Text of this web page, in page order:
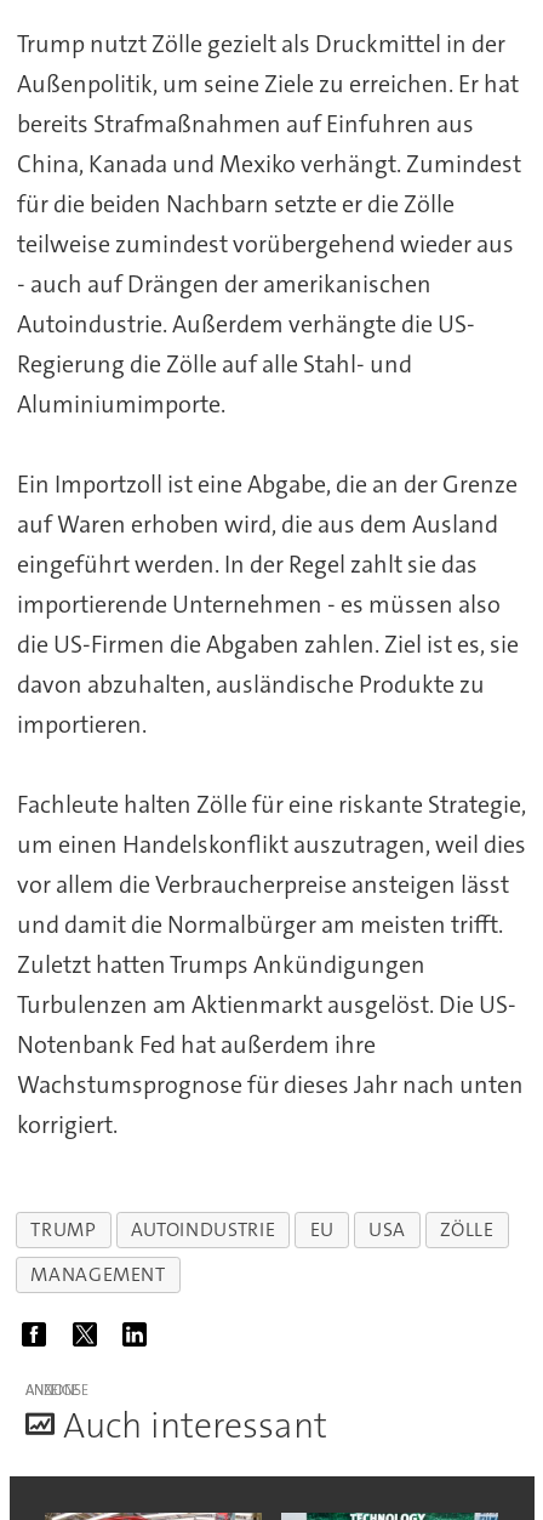
Trump nutzt Zölle gezielt als Druckmittel in der
Außenpolitik, um seine Ziele zu erreichen. Er hat
bereits Strafmaßnahmen auf Einfuhren aus
China, Kanada und Mexiko verhängt. Zumindest
für die beiden Nachbarn setzte er die Zölle
teilweise zumindest vorübergehend wieder aus
- auch auf Drängen der amerikanischen
Autoindustrie. Außerdem verhängte die US-
Regierung die Zölle auf alle Stahl- und
Aluminiumimporte.
Ein Importzoll ist eine Abgabe, die an der Grenze
auf Waren erhoben wird, die aus dem Ausland
eingeführt werden. In der Regel zahlt sie das
importierende Unternehmen - es müssen also
die US-Firmen die Abgaben zahlen. Ziel ist es, sie
davon abzuhalten, ausländische Produkte zu
importieren.
Fachleute halten Zölle für eine riskante Strategie,
um einen Handelskonflikt auszutragen, weil dies
vor allem die Verbraucherpreise ansteigen lässt
und damit die Normalbürger am meisten trifft.
Zuletzt hatten Trumps Ankündigungen
Turbulenzen am Aktienmarkt ausgelöst. Die US-
Notenbank Fed hat außerdem ihre
Wachstumsprognose für dieses Jahr nach unten
korrigiert.
TRUMP AUTOINDUSTRIE EU USA
ZÖLLE
MANAGEMENT
ANZEIGE
Auch interessant